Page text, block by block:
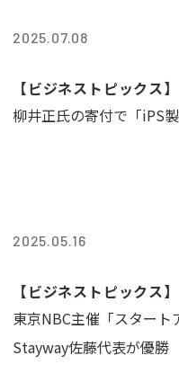
2025.07.08
【ビジネストピックス】
柳井正氏の寄付で「iPS
2025.05.16
【ビジネストピックス】
東京NBC主催「スター
Stayway佐藤代表が優勝